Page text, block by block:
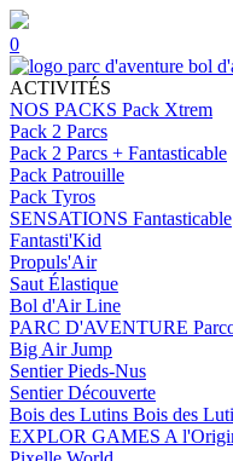
0
ACTIVITÉS
NOS PACKS Pack Xtrem
Pack 2 Parcs
Pack 2 Parcs + Fantasticable
Pack Patrouille
Pack Tyros
SENSATIONS Fantasticable
Fantasti'Kid
Propuls'Air
Saut Élastique
Bol d'Air Line
PARC D'AVENTURE
Big Air Jump
Sentier Pieds-Nus
Sentier Découverte
Bois des Lutins Bois des
EXPLOR GAMES A